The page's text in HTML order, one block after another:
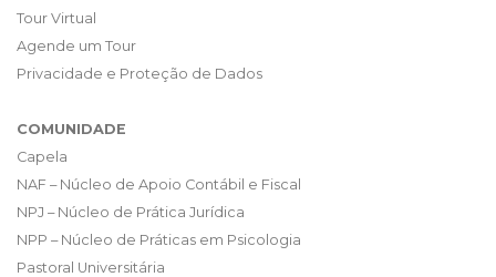
Tour Virtual
Agende um Tour
Privacidade e Proteção de Dados
COMUNIDADE
Capela
NAF – Núcleo de Apoio Contábil e Fiscal
NPJ – Núcleo de Prática Jurídica
NPP – Núcleo de Práticas em Psicologia
Pastoral Universitária